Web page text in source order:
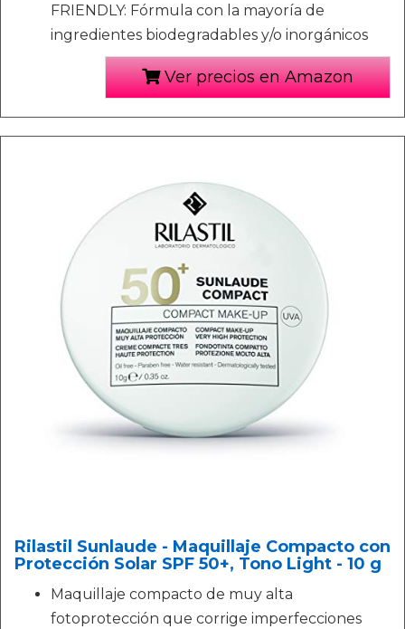
FRIENDLY: Fórmula con la mayoría de
ingredientes biodegradables y/o inorgánicos
Ver precios en Amazon
Rilastil Sunlaude - Maquillaje Compacto con
Protección Solar SPF 50+, Tono Light - 10 g
Maquillaje compacto de muy alta
fotoprotección que corrige imperfecciones